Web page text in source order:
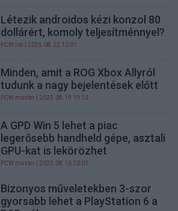
Létezik androidos kézi konzol 80
dollárért, komoly teljesítménnyel?
PCW.lite | 2025.08.22 12:01
Minden, amit a ROG Xbox Allyról
tudunk a nagy bejelentések előtt
PCW.master | 2025.08.19 19:13
A GPD Win 5 lehet a piac
legerősebb handheld gépe, asztali
GPU-kat is lekörözhet
PCW.master | 2025.08.16 20:01
Bizonyos műveletekben 3-szor
gyorsabb lehet a PlayStation 6 a